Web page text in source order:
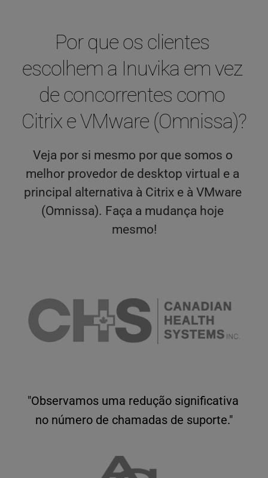
Por que os clientes
escolhem a Inuvika em vez
de concorrentes como
Citrix e VMware (Omnissa)?
Veja por si mesmo por que somos o
melhor provedor de desktop virtual e a
principal alternativa à Citrix e à VMware
(Omnissa). Faça a mudança hoje
mesmo!
"Observamos uma redução significativa
no número de chamadas de suporte."